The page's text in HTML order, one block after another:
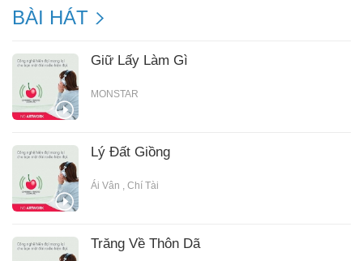
BÀI HÁT
Giữ Lấy Làm Gì
MONSTAR
Lý Đất Giồng
Ái Vân , Chí Tài
Trăng Về Thôn Dã